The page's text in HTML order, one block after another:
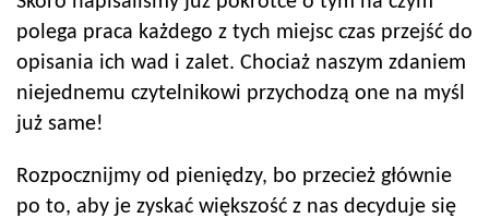
polega praca każdego z tych miejsc czas przejść do
opisania ich wad i zalet. Chociaż naszym zdaniem
niejednemu czytelnikowi przychodzą one na myśl
już same!
Rozpocznijmy od pieniędzy, bo przecież głównie
po to, aby je zyskać większość z nas decyduje się